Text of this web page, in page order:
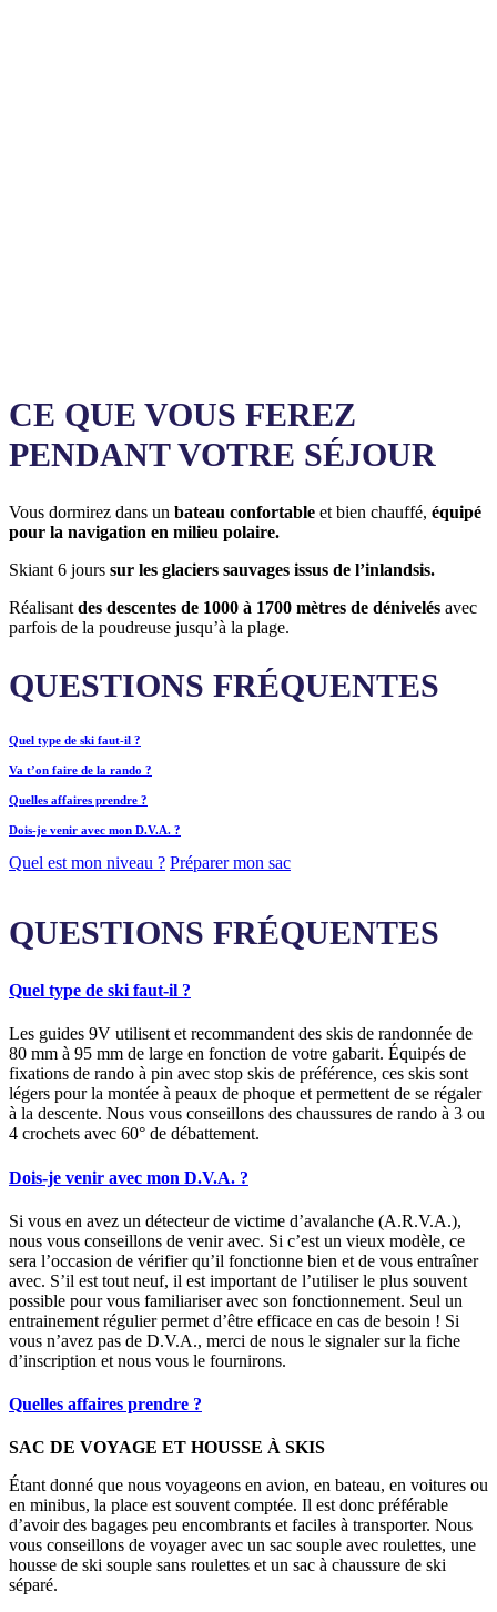
CE QUE VOUS FEREZ
PENDANT VOTRE SÉJOUR
Vous dormirez dans un bateau confortable et bien chauffé, équipé
pour la navigation en milieu polaire.
Skiant 6 jours sur les glaciers sauvages issus de l’inlandsis.
Réalisant des descentes de 1000 à 1700 mètres de dénivelés avec
parfois de la poudreuse jusqu’à la plage.
QUESTIONS FRÉQUENTES
Quel type de ski faut-il ?
Va t’on faire de la rando ?
Quelles affaires prendre ?
Dois-je venir avec mon D.V.A. ?
Quel est mon niveau ? Préparer mon sac
QUESTIONS FRÉQUENTES
Quel type de ski faut-il ?
Les guides 9V utilisent et recommandent des skis de randonnée de
80 mm à 95 mm de large en fonction de votre gabarit. Équipés de
fixations de rando à pin avec stop skis de préférence, ces skis sont
légers pour la montée à peaux de phoque et permettent de se régaler
à la descente. Nous vous conseillons des chaussures de rando à 3 ou
4 crochets avec 60° de débattement.
Dois-je venir avec mon D.V.A. ?
Si vous en avez un détecteur de victime d’avalanche (A.R.V.A.),
nous vous conseillons de venir avec. Si c’est un vieux modèle, ce
sera l’occasion de vérifier qu’il fonctionne bien et de vous entraîner
avec. S’il est tout neuf, il est important de l’utiliser le plus souvent
possible pour vous familiariser avec son fonctionnement. Seul un
entrainement régulier permet d’être efficace en cas de besoin ! Si
vous n’avez pas de D.V.A., merci de nous le signaler sur la fiche
d’inscription et nous vous le fournirons.
Quelles affaires prendre ?
SAC DE VOYAGE ET HOUSSE À SKIS
Étant donné que nous voyageons en avion, en bateau, en voitures ou
en minibus, la place est souvent comptée. Il est donc préférable
d’avoir des bagages peu encombrants et faciles à transporter. Nous
vous conseillons de voyager avec un sac souple avec roulettes, une
housse de ski souple sans roulettes et un sac à chaussure de ski
séparé.